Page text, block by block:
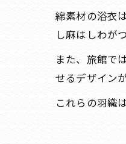
綿素材の浴衣
し麻はしわが
また、旅館で
せるデザイン
これらの羽織